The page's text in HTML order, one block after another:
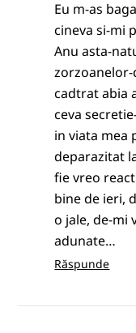
Eu m-as
cineva si-mi
Anu asta-
zorzoanelor-
cadtrat abia
ceva
in viata mea
deparazitat
fie vreo
bine de ieri,
o jale, de-mi
adunate…
Răspunde